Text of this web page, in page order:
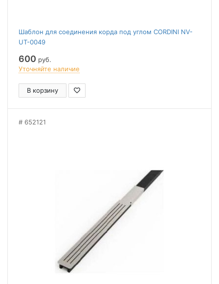
Шаблон для соединения корда под углом CORDINI NV-
UT-0049
600 руб.
Уточняйте наличие
В корзину
652121